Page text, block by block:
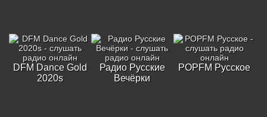
DFM Dance Gold
2020s
Радио Русские
Вечёрки
POPFM Русское